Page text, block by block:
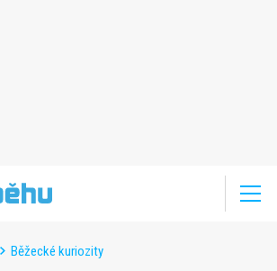
Běžecké kuriozity